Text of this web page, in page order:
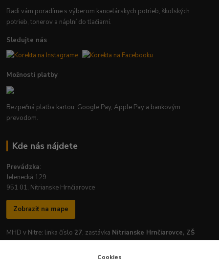
Radi vám poradíme s výberom kancelárskych potrieb, školských
potrieb, tonerov a náplní do tlačiarní.
Sledujte nás
Možnosti platby
Bezpečná platba kartou, Google Pay, Apple Pay a bankovým
prevodom.
Kde nás nájdete
Prevádzka:
Jelenecká 129
951 01, Nitrianske Hrnčiarovce
Zobraziť na mape
MHD v Nitre: linka číslo 27, zastávka Nitrianske Hrnčiarovce, ZŠ
Cookies